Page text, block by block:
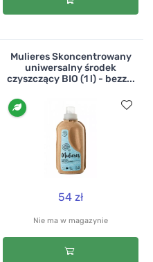
Mulieres Skoncentrowany
uniwersalny środek
czyszczący BIO (1 l) - bezz...
54 zł
Nie ma w magazynie